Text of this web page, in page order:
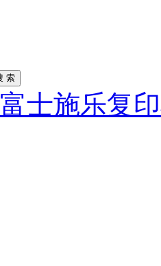
富士施乐复